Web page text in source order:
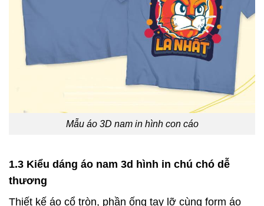
Mẫu áo 3D nam in hình con cáo
1.3 Kiểu dáng áo nam 3d hình in chú chó dễ
thương
Thiết kế áo cổ tròn, phần ống tay lỡ cùng form áo